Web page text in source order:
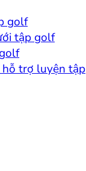
golf
tập golf
hỗ trợ luyện tập